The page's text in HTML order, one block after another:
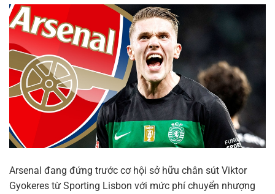
Arsenal đang đứng trước cơ hội sở hữu chân sút Viktor
Gyokeres từ Sporting Lisbon với mức phí chuyển nhượng